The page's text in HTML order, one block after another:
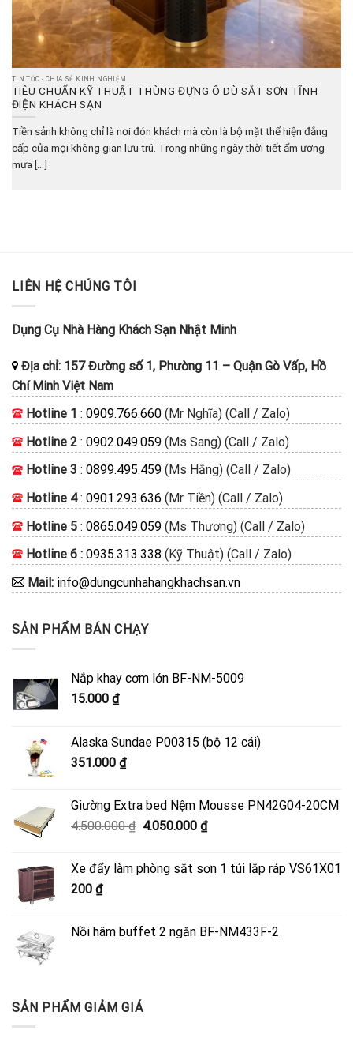
TIN TỨC - CHIA SẺ KINH NGHIỆM
TIÊU CHUẨN KỸ THUẬT THÙNG ĐỰNG Ô DÙ SẮT SƠN TĨNH
ĐIỆN KHÁCH SẠN
Tiền sảnh không chỉ là nơi đón khách mà còn là bộ mặt thể hiện đẳng
cấp của mọi không gian lưu trú. Trong những ngày thời tiết ẩm ương
mưa [...]
LIÊN HỆ CHÚNG TÔI
Dụng Cụ Nhà Hàng Khách Sạn Nhật Minh
Địa chỉ: 157 Đường số 1, Phường 11 – Quận Gò Vấp, Hồ
Chí Minh Việt Nam
Hotline 1 : 0909.766.660 (Mr Nghĩa) (Call / Zalo)
Hotline 2 : 0902.049.059 (Ms Sang) (Call / Zalo)
Hotline 3 : 0899.495.459 (Ms Hằng) (Call / Zalo)
Hotline 4: 0901.293.636 (Mr Tiền) (Call / Zalo)
Hotline 5 : 0865.049.059 (Ms Thương) (Call / Zalo)
Hotline 6 : 0935.313.338 (Kỹ Thuật) (Call / Zalo)
Mail: info@dungcunhahangkhachsan.vn
SẢN PHẨM BÁN CHẠY
Nắp khay cơm lớn BF-NM-5009
15.000 ₫
Alaska Sundae P00315 (bộ 12 cái)
351.000 ₫
Giường Extra bed Nệm Mousse PN42G04-20CM
4.500.000₫ Giá
4.500.000 ₫.
4.050.000 ₫Giá
là:
Xe đẩy làm phòng sắt sơn 1 túi lắp ráp VS61X01
200 ₫
Nồi hâm buffet 2 ngăn BF-NM433F-2
SẢN PHẨM GIẢM GIÁ